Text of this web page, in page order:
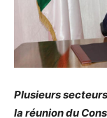
Plusieurs
la réunion du